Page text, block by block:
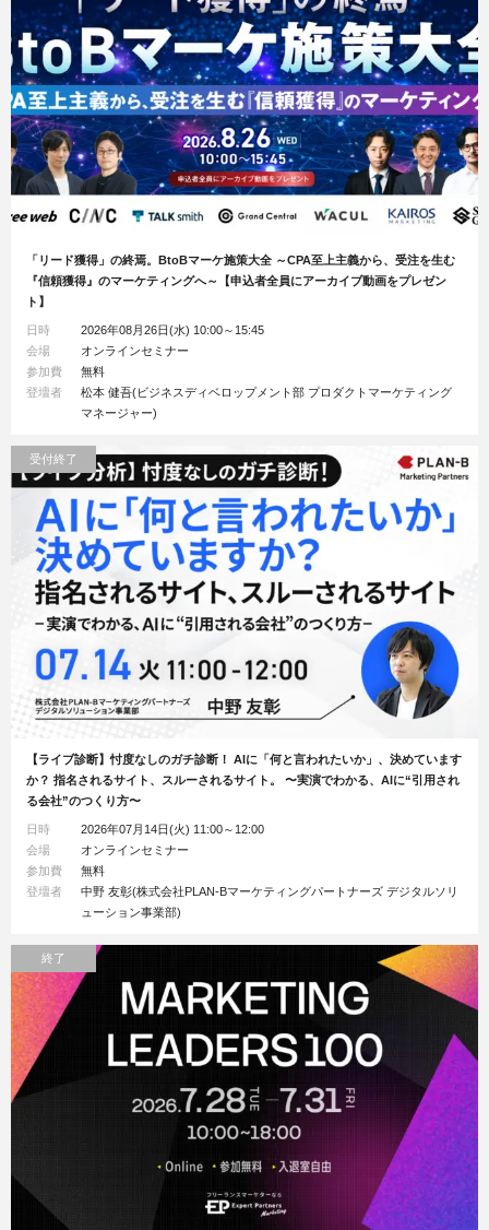
「リード獲得」の終焉。BtoBマーケ施策大全 ～CPA至上主義から、受注を生む
『信頼獲得』のマーケティングへ～【申込者全員にアーカイブ動画をプレゼン
ト】
日時
2026年08月26日(水) 10:00～15:45
会場
オンラインセミナー
参加費
無料
登壇者
松本 健吾(ビジネスディベロップメント部 プロダクトマーケティング
マネージャー)
【ライブ診断】忖度なしのガチ診断！ AIに「何と言われたいか」、決めています
か？ 指名されるサイト、スルーされるサイト。 〜実演でわかる、AIに“引用され
る会社”のつくり方〜
日時
2026年07月14日(火) 11:00～12:00
会場
オンラインセミナー
参加費
無料
登壇者
中野 友彰(株式会社PLAN-Bマーケティングパートナーズ デジタルソリ
ューション事業部)
受付終了
終了